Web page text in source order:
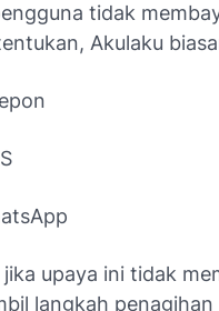
tidak
Akulaku
upaya ini tidak
langkah